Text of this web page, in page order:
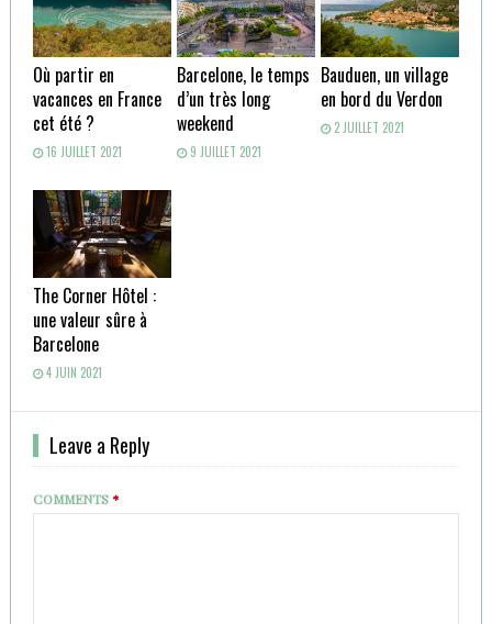
Où partir en
vacances en France
cet été ?
16 JUILLET 2021
Barcelone, le temps
d’un très long
weekend
9 JUILLET 2021
Bauduen, un village
en bord du Verdon
2 JUILLET 2021
The Corner Hôtel :
une valeur sûre à
Barcelone
4 JUIN 2021
Leave a Reply
COMMENTS*